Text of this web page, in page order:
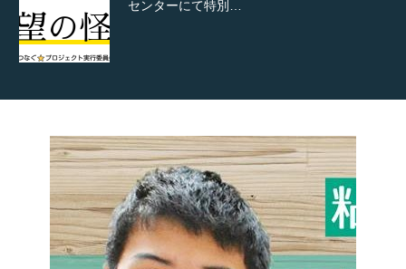
センターにて特別…
粘土職人よっちゃんワークショップ in 下妻